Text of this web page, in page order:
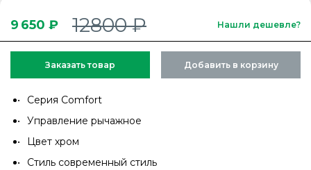
9 650 ₽ 12800 ₽ Нашли дешевле?
Заказать товар Добавить в корзину
Серия Comfort
Управление рычажное
Цвет хром
Стиль современный стиль